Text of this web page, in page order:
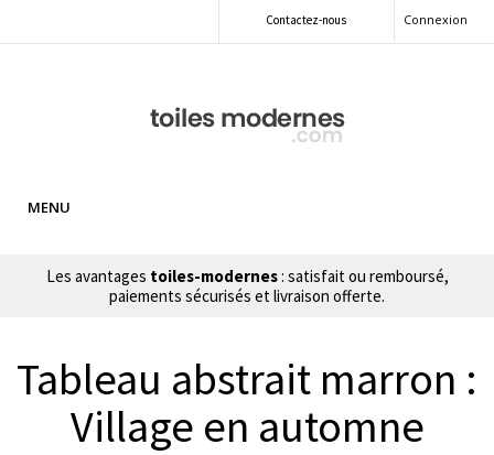
Connexion
Contactez-nous
MENU
Les avantages toiles-modernes: satisfait ou remboursé,
paiements sécurisés et livraison offerte.
Tableau abstrait marron :
Village en automne